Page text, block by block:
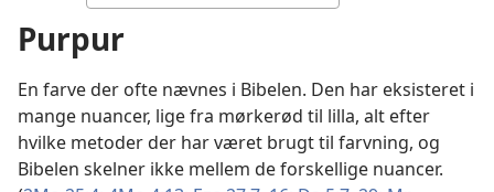
Purpur
En farve der ofte nævnes i Bibelen. Den har eksisteret i
mange nuancer, lige fra mørkerød til lilla, alt efter
hvilke metoder der har været brugt til farvning, og
Bibelen skelner ikke mellem de forskellige nuancer.